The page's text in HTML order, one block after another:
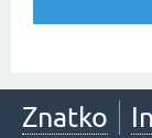
Znatko